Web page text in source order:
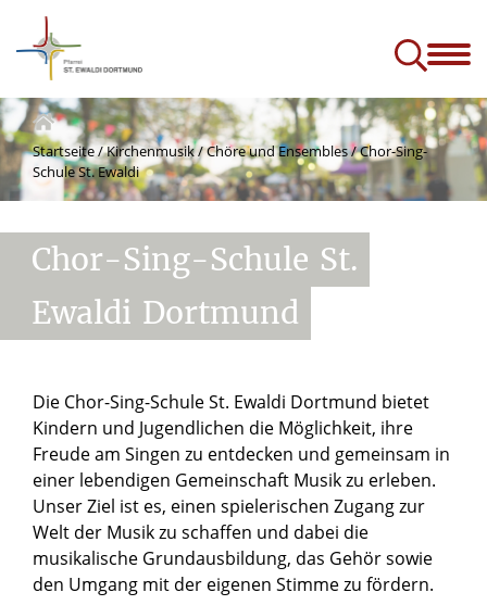
Startseite/Kirchenmusik/Chöre und Ensembles/Chor-Sing-
Schule St. Ewaldi
Chor-Sing-Schule St.
Ewaldi Dortmund
Die Chor-Sing-Schule St. Ewaldi Dortmund bietet
Kindern und Jugendlichen die Möglichkeit, ihre
Freude am Singen zu entdecken und gemeinsam in
einer lebendigen Gemeinschaft Musik zu erleben.
Unser Ziel ist es, einen spielerischen Zugang zur
Welt der Musik zu schaffen und dabei die
musikalische Grundausbildung, das Gehör sowie
den Umgang mit der eigenen Stimme zu fördern.